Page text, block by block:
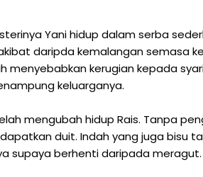
Yani hidup dalam serba
daripda kemalangan semasa
kerugian kepada
keluarganya.
mengubah hidup Rais. Tanpa
duit. Indah yang juga bisu
supaya berhenti daripada meragut.